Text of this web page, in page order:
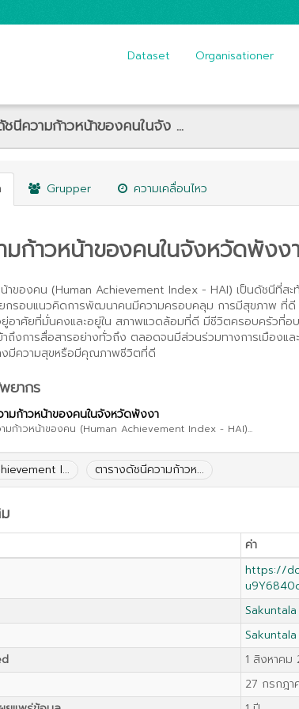
Dataset Organisationer
ชนีความก้าวหน้าของคนในจัง ...
Grupper ความเคลื่อนไหว
ก้าวหน้าของคนในจังหวัดพังง
าของคน (Human Achievement Index - HAI) เป็นดัชนีที่ส
ยกรอบแนวคิดการพัฒนาคนมีความครอบคลุม การมีสุขภาพ ที่
อาศัยที่มั่นคงและอยู่ใน สภาพแวดล้อมที่ดี มีชีวิตครอบครัวที่
าถึงการสื่อสารอย่างทั่วถึง ตลอดจนมีส่วนร่วมทางการเมืองแ
งมีความสุขหรือมีคุณภาพชีวิตที่ดี
ยากร
มก้าวหน้าของคนในจังหวัดพังงา
มก้าวหน้าของคน (Human Achievement Index - HAI)...
I... ตารางดัชนีความก้าวห...
ค่า
https://
1 สิงหาคม
27 กรกฎา